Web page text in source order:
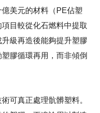
美元的材料（PE佔塑
目較從化石燃料中提取
級再造後能夠提升塑膠
膠循環再用，而非傾倒
可真正處理骯髒塑料。